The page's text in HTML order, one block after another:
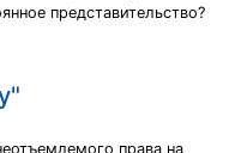
представительство?
права на